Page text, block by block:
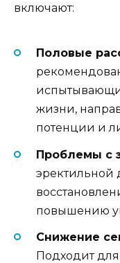
включают:
Половые
жизни,
потенции и
Проблемы с
эректильной
повышению
Снижение
Подходит